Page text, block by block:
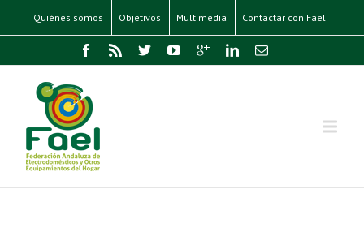
Quiénes somos Objetivos Multimedia Contactar con Fael